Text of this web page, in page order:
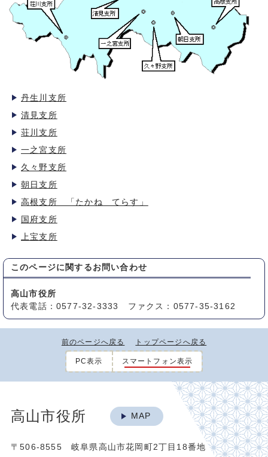
丹生川支所
清見支所
荘川支所
一之宮支所
久々野支所
朝日支所
高根支所 「たかね てらす」
国府支所
上宝支所
このページに関する お問い合わせ
高山市役所
代表電話：0577-32-3333 ファクス：0577-35-3162
前のページへ戻る トップページへ戻る
PC表示 スマートフォン表示
高山市役所 MAP
〒506-8555 岐阜県高山市花岡町2丁目18番地